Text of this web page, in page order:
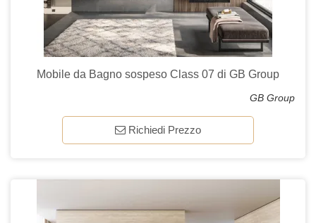
Mobile da Bagno sospeso Class 07 di GB Group
GB Group
Richiedi Prezzo